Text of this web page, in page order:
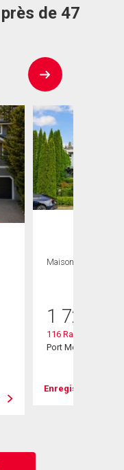
de 47
Maison
1 720
116 Ravine Drive
Port Moody, BC
Enregistrer